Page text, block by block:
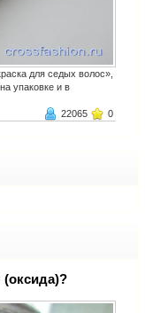
для седых волос»,
упаковке и в
22065 0
(оксида)?